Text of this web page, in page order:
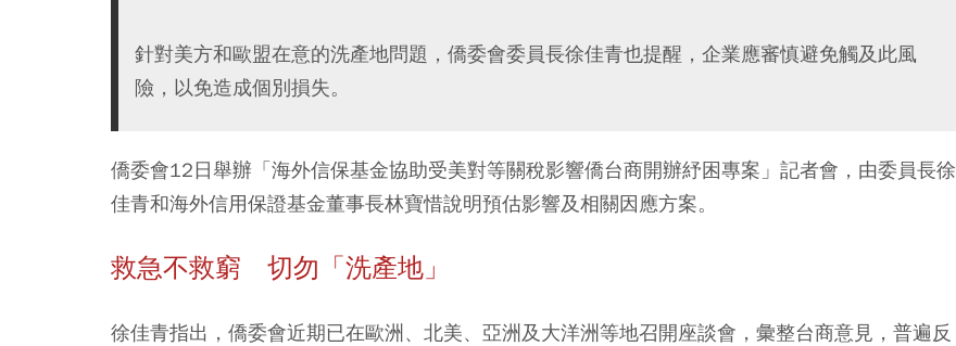
針對美方和歐盟在意的洗產地問題，僑委會委員長徐佳青也提醒，企業應審慎避免觸及此風
險，以免造成個別損失。
僑委會12日舉辦「海外信保基金協助受美對等關稅影響僑台商開辦紓困專案」記者會，由委員長徐
佳青和海外信用保證基金董事長林寶惜說明預估影響及相關因應方案。
救急不救窮 切勿「洗產地」
徐佳青指出，僑委會近期已在歐洲、北美、亞洲及大洋洲等地召開座談會，彙整台商意見，普遍反